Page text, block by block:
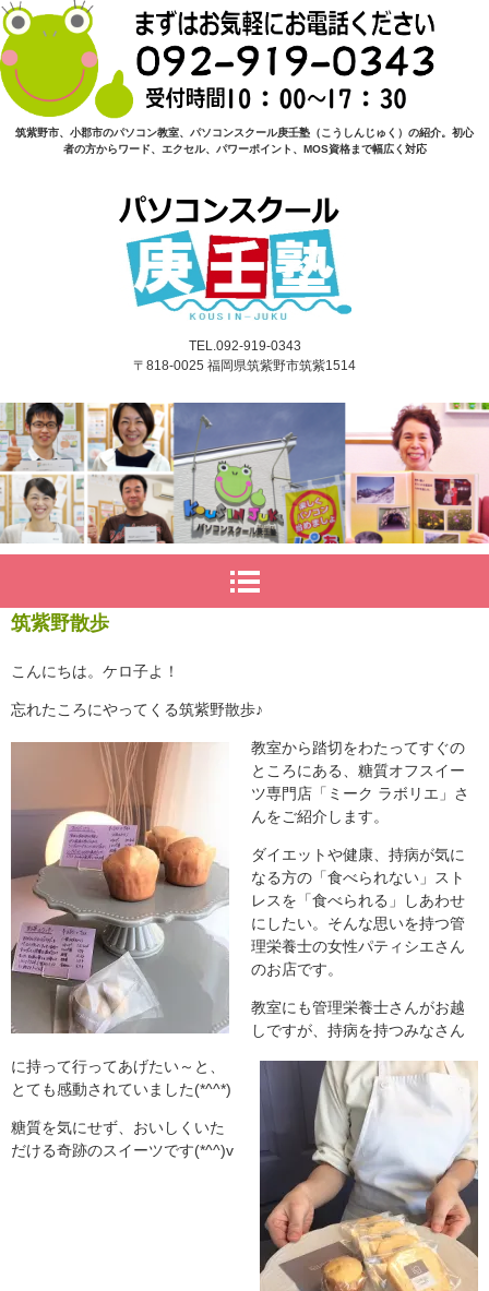
筑紫野市、小郡市のパソコン教室、パソコンスクール庚壬塾（こうしんじゅく）の紹介。初心
者の方からワード、エクセル、パワーポイント、MOS資格まで幅広く対応
TEL.092-919-0343
〒818-0025 福岡県筑紫野市筑紫1514
筑紫野散歩
こんにちは。ケロ子よ！
忘れたころにやってくる筑紫野散歩♪
教室から踏切をわたってすぐの
ところにある、糖質オフスイー
ツ専門店「ミーク ラボリエ」さ
んをご紹介します。
ダイエットや健康、持病が気に
なる方の「食べられない」スト
レスを「食べられる」しあわせ
にしたい。そんな思いを持つ管
理栄養士の女性パティシエさん
のお店です。
教室にも管理栄養士さんがお越
しですが、持病を持つみなさん
に持って行ってあげたい～と、
とても感動されていました(*^^*)
糖質を気にせず、おいしくいた
だける奇跡のスイーツです(*^^)v